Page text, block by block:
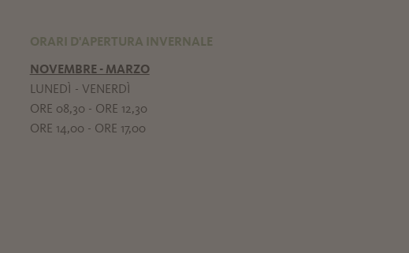
ORARI D'APERTURA INVERNALE
NOVEMBRE - MARZO
LUNEDÌ - VENERDÌ
ORE 08,30 - ORE 12,30
ORE 14,00 - ORE 17,00